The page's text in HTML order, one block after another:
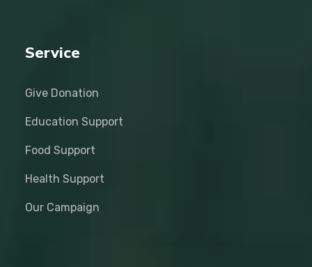
Service
Give Donation
Education Support
Food Support
Health Support
Our Campaign